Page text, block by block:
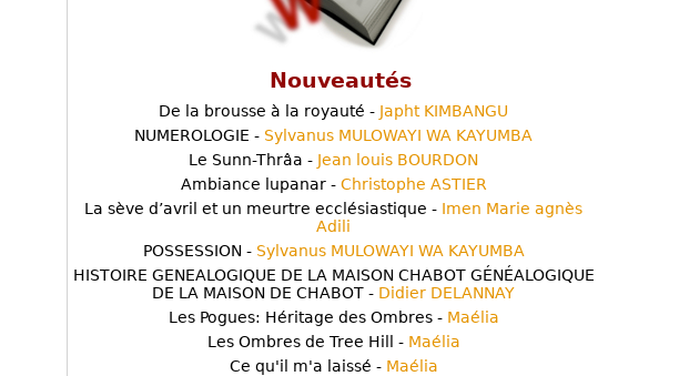
Nouveautés
De la brousse à la royauté - Japht KIMBANGU
NUMEROLOGIE - Sylvanus MULOWAYI WA KAYUMBA
Le Sunn-Thrâa - Jean louis BOURDON
Ambiance lupanar - Christophe ASTIER
La sève d’avril et un meurtre ecclésiastique - Imen Marie agnès
Adili
POSSESSION - Sylvanus MULOWAYI WA KAYUMBA
HISTOIRE GENEALOGIQUE DE LA MAISON CHABOT GÉNÉALOGIQUE
DE LA MAISON DE CHABOT - Didier DELANNAY
Les Pogues: Héritage des Ombres - Maélia
Les Ombres de Tree Hill - Maélia
Ce qu'il m'a laissé - Maélia